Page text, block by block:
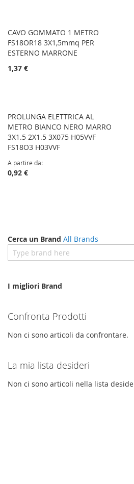
CAVO GOMMATO 1 METRO
FS18OR18 3X1,5mmq PER
ESTERNO MARRONE
1,37 €
PROLUNGA ELETTRICA AL
METRO BIANCO NERO MARRO
3X1.5 2X1.5 3X075 H05VVF
FS18O3 H03VVF
A partire da
0,92 €
Cerca un Brand All Brands
I migliori Brand
Confronta Prodotti
Non ci sono articoli da confrontare.
La mia lista desideri
Non ci sono articoli nella lista